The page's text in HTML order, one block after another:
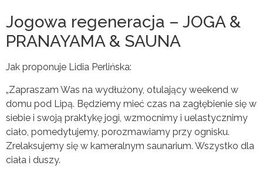
Jogowa regeneracja – JOGA &
PRANAYAMA & SAUNA
Jak proponuje Lidia Perlińska:
„Zapraszam Was na wydłużony, otulający weekend w
domu pod Lipą. Będziemy mieć czas na zagłębienie się w
siebie i swoją praktykę jogi, wzmocnimy i uelastycznimy
ciało, pomedytujemy, porozmawiamy przy ognisku.
Zrelaksujemy się w kameralnym saunarium. Wszystko dla
ciała i duszy.